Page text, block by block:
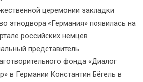
церемонии закладки
этнодвора «Германия» появилась на
российских немцев
представитель
фонда «Диалог
в Германии Константин Бёгель в